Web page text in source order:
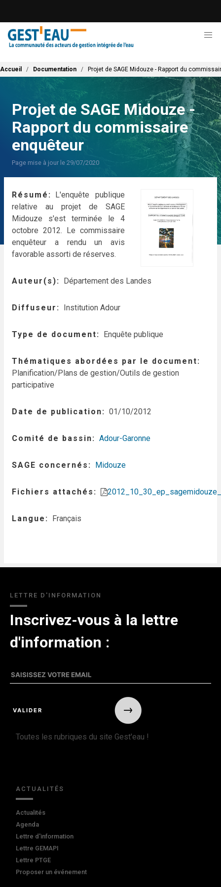
contenu
principal
Fil d'Ariane
Accueil Documentation Projet de SAGE Midouze - Rapport du
Projet de SAGE Midouze -
Rapport du commissaire
enquêteur
Page mise à jour le 29/07/2020
Résumé
L'enquête publique
relative au projet de SAGE
Midouze s'est terminée le 4
octobre 2012. Le commissaire
enquêteur a rendu un avis
favorable assorti de réserves.
Auteur(s) Département des Landes
Diffuseur Institution Adour
Type de document Enquête publique
Thématiques abordées par le document
Planification/Plans de gestion/Outils de gestion
participative
Date de publication 01/10/2012
Comité de bassin Adour-Garonne
SAGE concernés Midouze
Fichiers attachés
Langue Français
LETTRE D'INFORMATION
Inscrivez-vous à la lettre
d'information :
Toutes les rubriques du site Gest'eau !
ACTUALITÉS
Actualités
Agenda
Lettre d'information
Lettre GEMAPI
Lettre PTGE
Proposer un événement